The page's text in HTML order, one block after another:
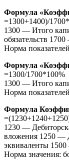
Формула
=1300+1400)/
1300 — Итого
обязательств
Норма
Формула
=1300/1700*100%
1300 — Итого
Норма
Формула
1230 —
вложения 1250 —
эквиваленты 1500
Норма значения: